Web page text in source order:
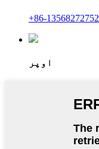
+86-13568272752
اوپر